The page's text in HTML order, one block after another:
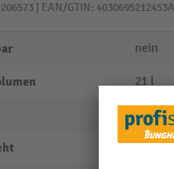
| EAN/GTIN: 4030695212453
nein
21 l
580
12 kg